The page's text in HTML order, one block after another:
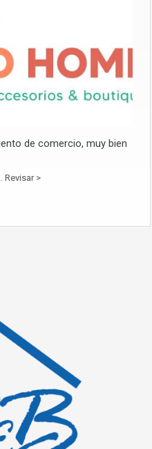
de comercio, muy bien
Revisar >